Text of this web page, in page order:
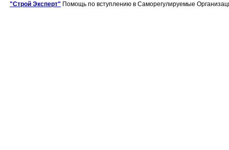
"Строй Эксперт" Помощь по вступлению в Саморегулируемые